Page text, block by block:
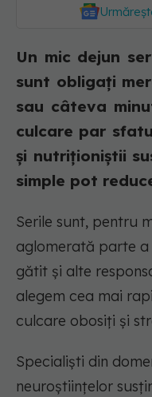
Un mic dejun
sunt obligați
sau câteva
culcare par
și nutriționiștii
simple pot
Serile sunt, pentru
aglomerată parte a
gătit și alte
alegem cea mai
culcare obosiți și
Specialiști din
neuroștiințelor